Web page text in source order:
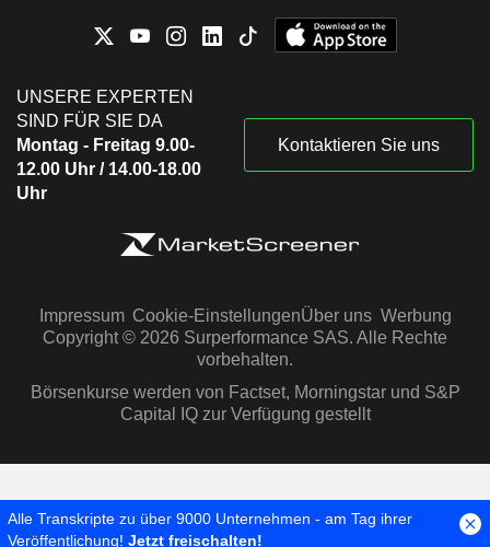
UNSERE EXPERTEN
SIND FÜR SIE DA
Montag - Freitag 9.00-
12.00 Uhr / 14.00-18.00
Uhr
Kontaktieren Sie uns
Impressum Cookie-EinstellungenÜber uns Werbung
Copyright © 2026 Surperformance SAS. Alle Rechte
vorbehalten.
Börsenkurse werden von Factset, Morningstar und S&P
Capital IQ zur Verfügung gestellt
Alle Transkripte zu über 9000 Unternehmen - am Tag ihrer
Veröffentlichung! Jetzt freischalten!